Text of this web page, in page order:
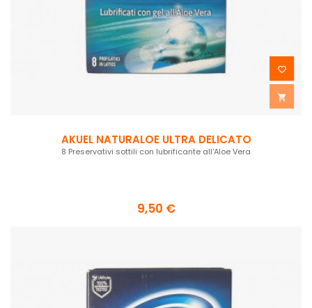


AKUEL NATURALOE ULTRA DELICATO
8 Preservativi sottili con lubrificante all'Aloe Vera
9,50 €